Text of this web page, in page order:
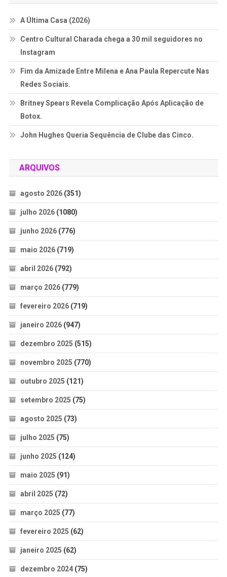
A Última Casa (2026)
Centro Cultural Charada chega a 30 mil seguidores no
Instagram
Fim da Amizade Entre Milena e Ana Paula Repercute Nas
Redes Sociais.
Britney Spears Revela Complicação Após Aplicação de
Botox.
John Hughes Queria Sequência de Clube das Cinco.
ARQUIVOS
agosto 2026(351)
julho 2026(1080)
junho 2026(776)
maio 2026(719)
abril 2026(792)
março 2026(779)
fevereiro 2026(719)
janeiro 2026(947)
dezembro 2025 (515)
novembro 2025 (770)
outubro 2025 (121)
setembro 2025 (75)
agosto 2025 (73)
julho 2025 (75)
junho 2025 (124)
maio 2025 (91)
abril 2025 (72)
março 2025 (77)
fevereiro 2025 (62)
janeiro 2025 (62)
dezembro 2024(75)